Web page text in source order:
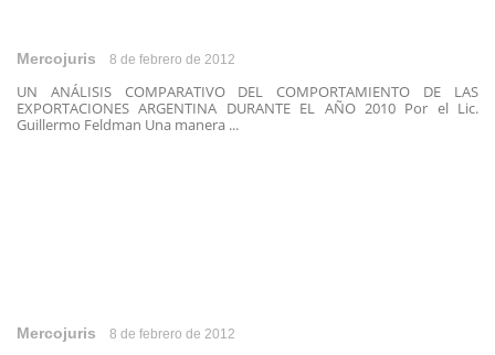
Mercojuris 8 de febrero de 2012
UN ANÁLISIS COMPARATIVO DEL COMPORTAMIENTO DE LAS
EXPORTACIONES ARGENTINA DURANTE EL AÑO 2010 Por el Lic.
Guillermo Feldman Una manera ...
Mercojuris 8 de febrero de 2012